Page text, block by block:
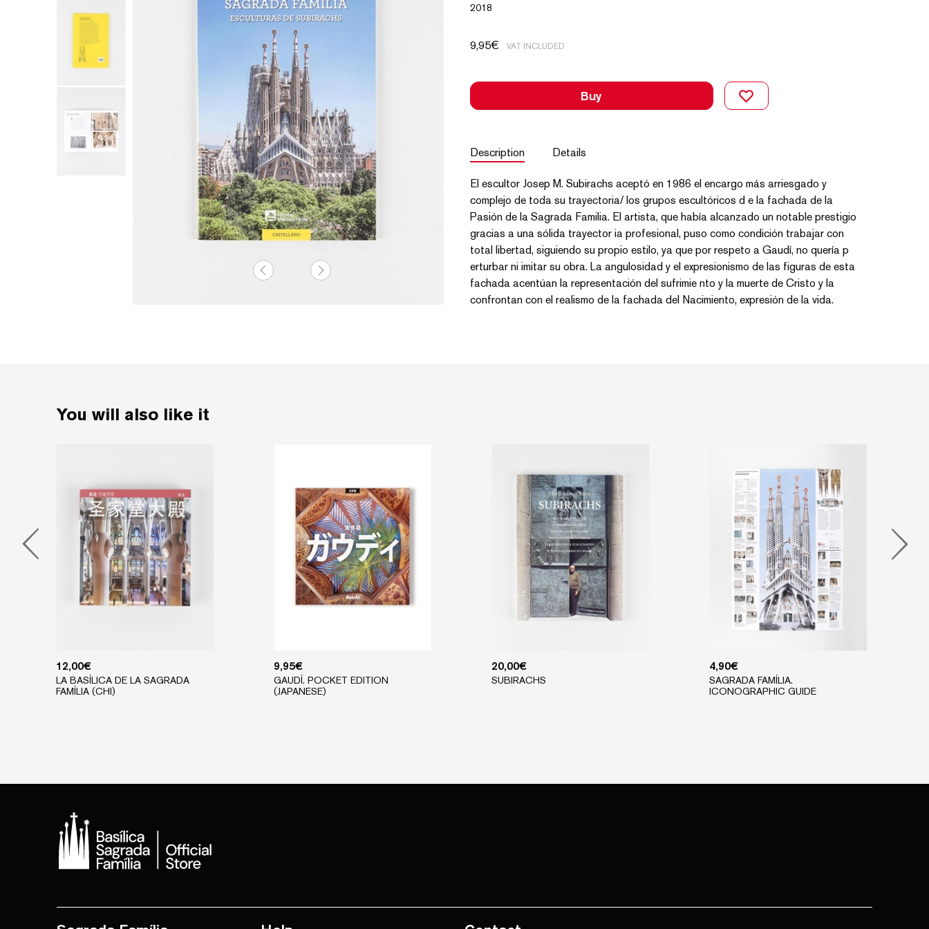
2018
9,95€ VAT INCLUDED
Buy
Description Details
El escultor Josep M. Subirachs aceptó en 1986 el encargo más arriesgado y
complejo de toda su trayectoria/ los grupos escultóricos d e la fachada de la
Pasión de la Sagrada Familia. El artista, que había alcanzado un notable prestigio
gracias a una sólida trayector ia profesional, puso como condición trabajar con
total libertad, siguiendo su propio estilo, ya que por respeto a Gaudí, no quería p
erturbar ni imitar su obra. La angulosidad y el expresionismo de las figuras de esta
fachada acentúan la representación del sufrimie nto y la muerte de Cristo y la
confrontan con el realismo de la fachada del Nacimiento, expresión de la vida.
You will also like it
12,00€
LA BASÍLICA DE LA SAGRADA
FAMÍLIA (CHI)
9,95€
GAUDÍ. POCKET EDITION
(JAPANESE)
20,00€
SUBIRACHS
4,90€
SAGRADA FAMÍLIA.
ICONOGRAPHIC GUIDE